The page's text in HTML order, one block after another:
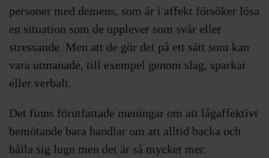
personer med demens, som är i affekt försöker lösa
en situation som de upplever som svår eller
stressande. Men att de gör det på ett sätt som kan
vara utmanade, till exempel genom slag, sparkar
eller verbalt.
Det finns förutfattade meningar om att lågaffektivt
bemötande bara handlar om att alltid backa och
hålla sig lugn men det är så mycket mer.